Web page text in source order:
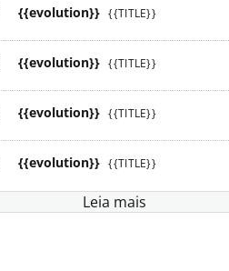
{{evolution}} {{TITLE}}
{{evolution}} {{TITLE}}
{{evolution}} {{TITLE}}
{{evolution}} {{TITLE}}
Leia mais